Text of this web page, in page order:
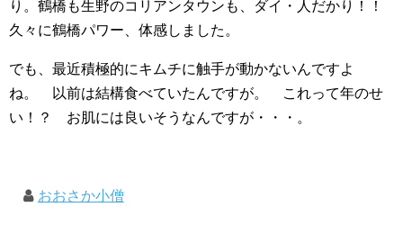
り。鶴橋も生野のコリアンタウンも、ダイ・人だかり！！
久々に鶴橋パワー、体感しました。
でも、最近積極的にキムチに触手が動かないんですよ
ね。 以前は結構食べていたんですが。 これって年のせ
い！？ お肌には良いそうなんですが・・・。
おおさか小僧